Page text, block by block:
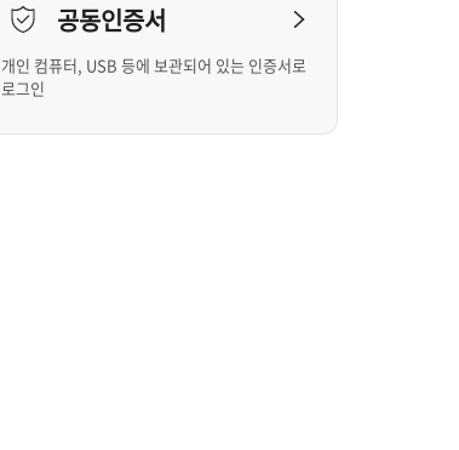
공동인증서
개인 컴퓨터, USB 등에 보관되어 있는 인증서로
로그인